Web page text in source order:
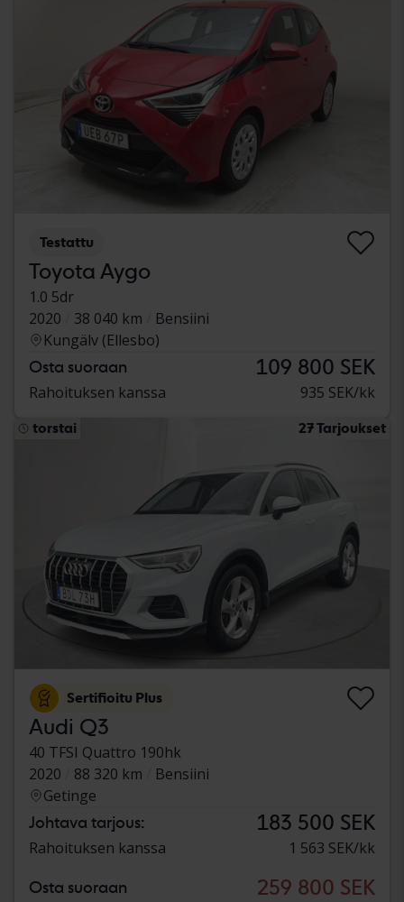
Testattu
Toyota Aygo
1.0 5dr
2020
38 040 km
Bensiini
Kungälv (Ellesbo)
Osta suoraan 109 800 SEK
Rahoituksen kanssa 935 SEK/kk
torstai 27 Tarjoukset
Sertifioitu Plus
Audi Q3
40 TFSI Quattro 190hk
2020
88 320 km
Bensiini
Getinge
Johtava tarjous: 183 500 SEK
Rahoituksen kanssa 1 563 SEK/kk
Osta suoraan 259 800 SEK